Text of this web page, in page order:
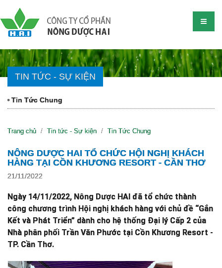
TIN TỨC - SỰ KIỆN
Tin Tức Chung
Trang chủ Tin tức - Sự kiện Tin Tức Chung
NÔNG DƯỢC HAI TỔ CHỨC HỘI NGHỊ KHÁCH
HÀNG TẠI CỒN KHƯƠNG RESORT - CẦN THƠ
21/11/2022
Ngày 14/11/2022, Nông Dược HAI đã tổ chức thành
công chương trình Hội nghị khách hàng với chủ đề “Gắn
Kết và Phát Triển” dành cho hệ thống Đại lý Cấp 2 của
Nhà phân phối Trần Văn Phước tại Cồn Khương Resort -
TP. Cần Thơ.